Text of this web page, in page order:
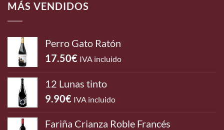
MÁS VENDIDOS
Perro Gato Ratón
17.50€ IVA incluido
12 Lunas tinto
9.90€ IVA incluido
Fariña Crianza Roble Francés